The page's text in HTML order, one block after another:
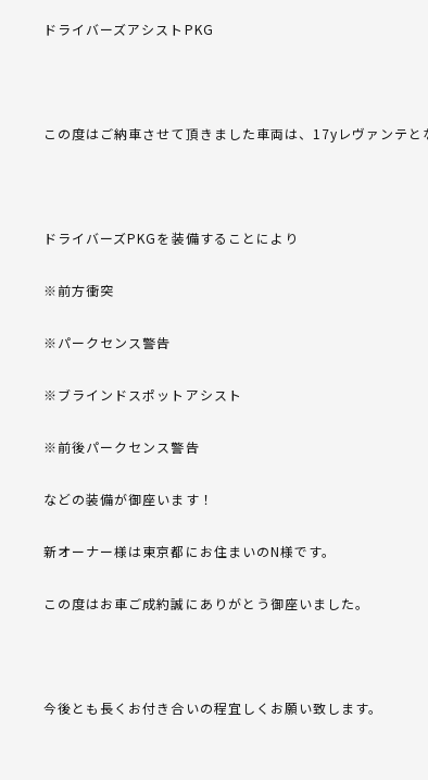
ドライバーズアシストPKG
この度はご納車させて頂きました車両は、17yレヴァンテと
ドライバーズPKGを装備することにより
※前方衝突
※パークセンス警告
※ブラインドスポットアシスト
※前後パークセンス警告
などの装備が御座います！
新オーナー様は東京都にお住まいのN様です。
この度はお車ご成約誠にありがとう御座いました。
今後とも長くお付き合いの程宜しくお願い致します。